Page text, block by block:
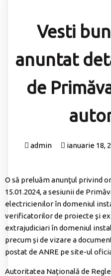
Vesti
anuntat
de
admin ianuarie 18,
O să preluăm anunţul privind
15.01.2024, a sesiunii de
electricienilor în domeniul
verificatorilor de proiecte şi
extrajudiciari în domeniul
precum și de vizare a
postat de ANRE pesite-ul
Autoritatea Națională de